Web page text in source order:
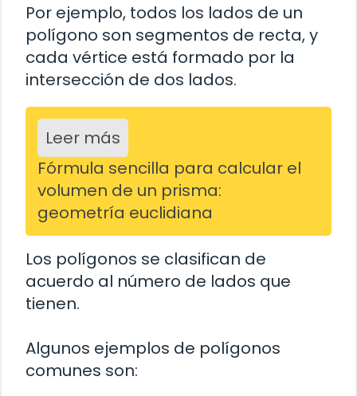
Por ejemplo, todos los lados de un
polígono son segmentos de recta, y
cada vértice está formado por la
intersección de dos lados.
Leer más
Fórmula sencilla para calcular el
volumen de un prisma:
geometría euclidiana
Los polígonos se clasifican de
acuerdo al número de lados que
tienen.
Algunos ejemplos de polígonos
comunes son: